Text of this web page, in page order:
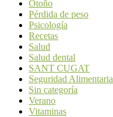
Otoño
Pérdida de peso
Psicología
Recetas
Salud
Salud dental
SANT CUGAT
Seguridad Alimentaria
Sin categoría
Verano
Vitaminas